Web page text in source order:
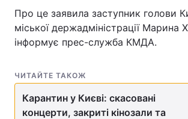
Про це заявила заступник голови
міської держадміністрації Марина
інформує прес-служба КМДА.
ЧИТАЙТЕ ТАКОЖ
Карантин у Києві: скасовані
концерти, закриті кінозали та